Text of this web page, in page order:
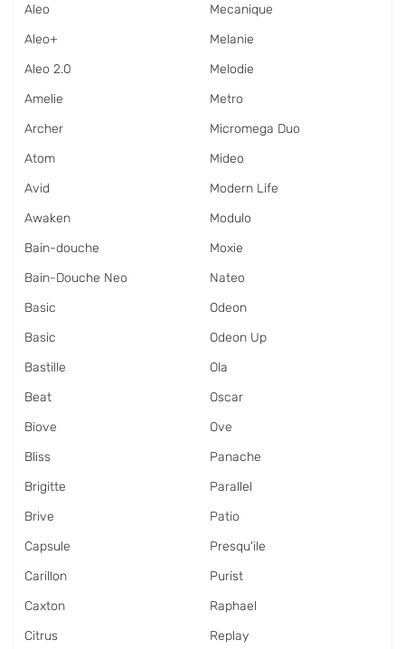
Aleo
Aleo+
Aleo 2.0
Amelie
Archer
Atom
Avid
Awaken
Bain-douche
Bain-Douche Neo
Basic
Basic
Bastille
Beat
Biove
Bliss
Brigitte
Brive
Capsule
Carillon
Caxton
Citrus
Mecanique
Melanie
Melodie
Metro
Micromega Duo
Mideo
Modern Life
Modulo
Moxie
Nateo
Odeon
Odeon Up
Ola
Oscar
Ove
Panache
Parallel
Patio
Presqu'ile
Purist
Raphael
Replay